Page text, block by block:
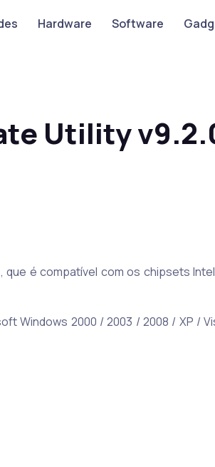
Hardware Software
Utility
que é compatível com os chipsets
Windows 2000 / 2003 / 2008 / XP /